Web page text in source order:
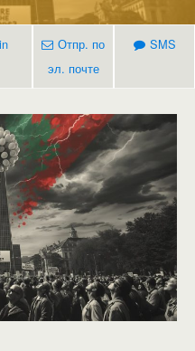
Отпр. по
эл. почте
SMS